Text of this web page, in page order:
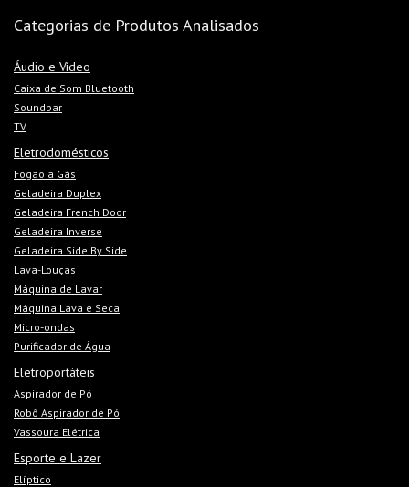
Categorias de Produtos Analisados
Áudio e Vídeo
Caixa de Som Bluetooth
Soundbar
TV
Eletrodomésticos
Fogão a Gás
Geladeira Duplex
Geladeira French Door
Geladeira Inverse
Geladeira Side By Side
Lava-Louças
Máquina de Lavar
Máquina Lava e Seca
Micro-ondas
Purificador de Água
Eletroportáteis
Aspirador de Pó
Robô Aspirador de Pó
Vassoura Elétrica
Esporte e Lazer
Elíptico